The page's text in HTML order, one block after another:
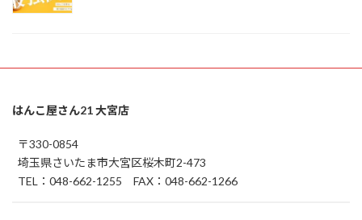
はんこ屋さん21 大宮店
〒330-0854
埼玉県さいたま市大宮区桜木町2-473
TEL：048-662-1255 FAX：048-662-1266